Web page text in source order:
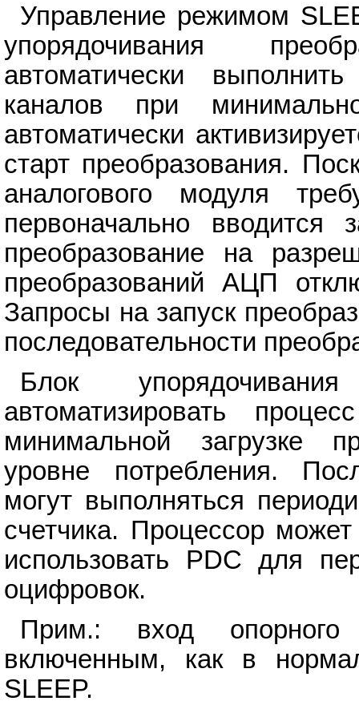
Управление режимом
упорядочивания
автоматически
каналов при
автоматически
старт преобразования.
аналогового модуля
первоначально вводится
преобразование на
преобразований АЦП
Запросы на запуск
последовательности
Блок
автоматизировать
минимальной загрузке
уровне потребления.
могут выполняться
счетчика. Процессор
использовать PDC для
оцифровок.
Прим.: вход опорного
включенным, как в
SLEEP.